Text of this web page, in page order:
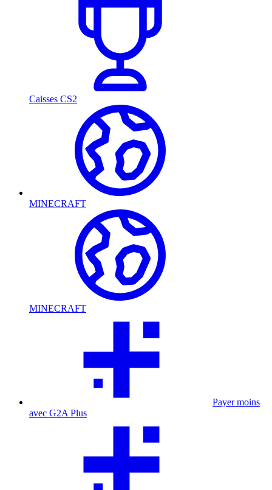
Caisses CS2
MINECRAFT
MINECRAFT
Payer moins
avec G2A Plus